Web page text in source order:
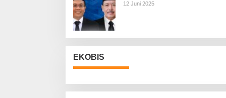
12 Juni 2025
EKOBIS